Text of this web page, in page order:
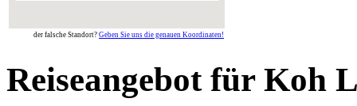
der falsche Standort? Geben Sie uns die genauen Koordinaten!
Reiseangebot für Koh